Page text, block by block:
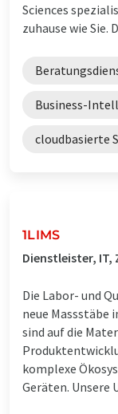
Sciences
zuhause wie Sie.
Business-
cloudbasierte
1LIMS
Dienstleister, IT,
Die Labor- und
neue Massstäbe
sind auf die
komplexe
Geräten. Unsere